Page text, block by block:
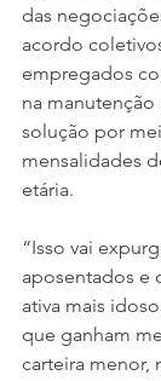
das
acordo
empregados
na
solução por
mensalidades
etária.
“Isso vai
aposentados e
ativa mais
que ganham
carteira menor,